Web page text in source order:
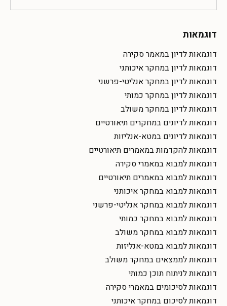
דוגמאות
דוגמאות לדיון במאמר סקירה
דוגמאות לדיון במחקר איכותני
דוגמאות לדיון במחקר אנליטי-פרשני
דוגמאות לדיון במחקר כמותי
דוגמאות לדיון במחקר משולב
דוגמאות לדיונים במחקרים תיאורטיים
דוגמאות לדיונים במטא-אנליזות
דוגמאות להקדמות במאמרים תיאורטיים
דוגמאות למבוא במאמרי סקירה
דוגמאות למבוא במאמרים תיאורטיים
דוגמאות למבוא במחקר איכותני
דוגמאות למבוא במחקר אנליטי-פרשני
דוגמאות למבוא במחקר כמותי
דוגמאות למבוא במחקר משולב
דוגמאות למבוא במטא-אנליזות
דוגמאות לממצאים במחקר משולב
דוגמאות לניתוח תוכן כמותי
דוגמאות לסיכומים במאמרי סקירה
דוגמאות לסיכום במחקר איכותני